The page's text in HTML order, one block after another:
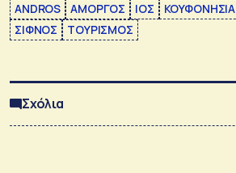
ANDROS ΑΜΟΡΓΟΣ ΙΟΣ ΚΟΥΦΟΝΗΣΙΑ
ΣΙΦΝΟΣ
ΤΟΥΡΙΣΜΟΣ
Σχόλια